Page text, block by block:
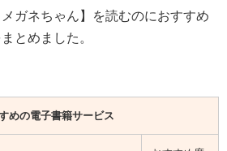
ガネちゃん】を読むのにおすすめ
とめました。
めの電子書籍サービス